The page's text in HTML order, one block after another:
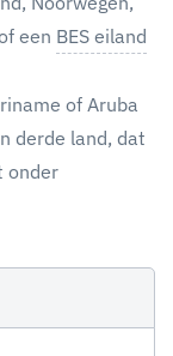
een BES eiland
of Aruba
derde land, dat
onder